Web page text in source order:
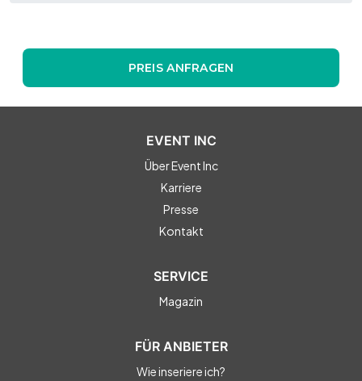
PREIS ANFRAGEN
EVENT INC
Über Event Inc
Karriere
Presse
Kontakt
SERVICE
Magazin
FÜR ANBIETER
Wie inseriere ich?